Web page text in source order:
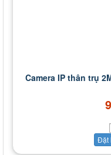
Camera IP thân trụ
Đặt